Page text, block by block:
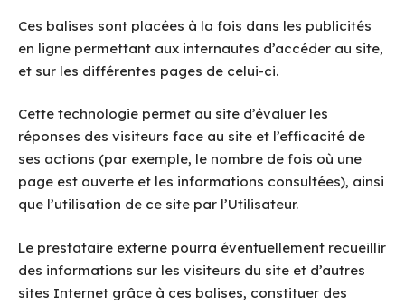
Ces balises sont placées à la fois dans les publicités
en ligne permettant aux internautes d’accéder au site,
et sur les différentes pages de celui-ci.
Cette technologie permet au site d’évaluer les
réponses des visiteurs face au site et l’efficacité de
ses actions (par exemple, le nombre de fois où une
page est ouverte et les informations consultées), ainsi
que l’utilisation de ce site par l’Utilisateur.
Le prestataire externe pourra éventuellement recueillir
des informations sur les visiteurs du site et d’autres
sites Internet grâce à ces balises, constituer des